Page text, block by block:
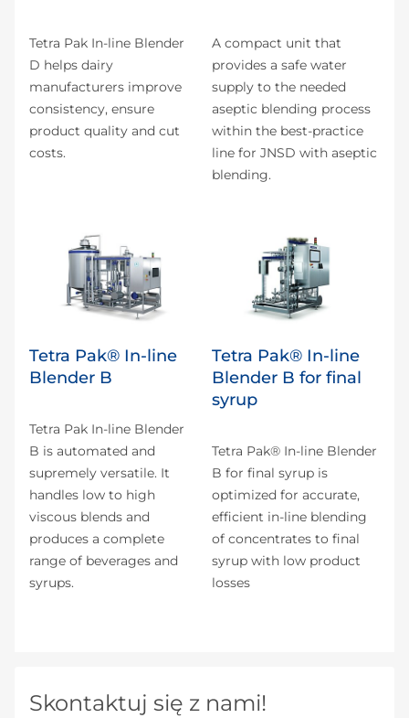
Tetra Pak In-line Blender
D helps dairy
manufacturers improve
consistency, ensure
product quality and cut
costs.
A compact unit that
provides a safe water
supply to the needed
aseptic blending process
within the best-practice
line for JNSD with aseptic
blending.
Tetra Pak® In-line
Blender B
Tetra Pak In-line Blender
B is automated and
supremely versatile. It
handles low to high
viscous blends and
produces a complete
range of beverages and
syrups.
Tetra Pak® In-line
Blender B for final
syrup
Tetra Pak® In-line Blender
B for final syrup is
optimized for accurate,
efficient in-line blending
of concentrates to final
syrup with low product
losses
Skontaktuj się z nami!